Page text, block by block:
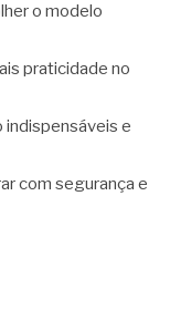
o modelo
praticidade no
indispensáveis e
com segurança e